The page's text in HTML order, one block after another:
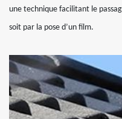
une technique facilitant le
soit par la pose d’un film.